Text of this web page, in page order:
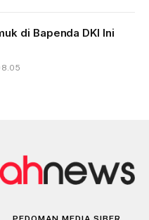
di Bapenda DKI Ini